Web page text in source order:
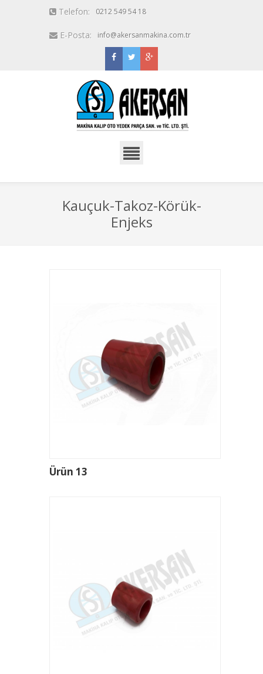
Telefon: 0212 549 54 18
E-Posta: info@akersanmakina.com.tr
Kauçuk-Takoz-Körük-
Enjeks
Ürün 13